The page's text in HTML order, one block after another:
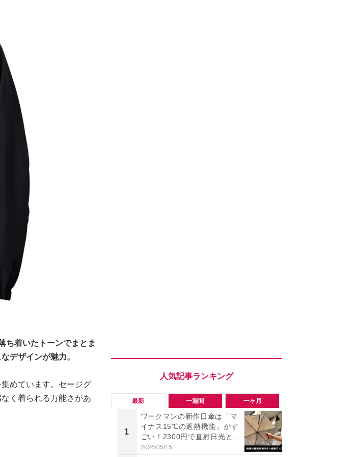
ち着いたトーンでまとま
デザインが魅力。
めています。セージグ
く着られる万能さがあ
最新 一週間 一ヶ月
1
ワークマンの新作日傘は「マ
イナス15℃の遮熱機能」がす
ごい！2300円で直射日光と路
面熱をダブルでガード
2026/05/15